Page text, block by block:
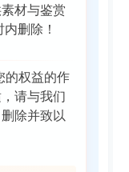
材与鉴赏
删除！
的权益的作
请与我们
除并致以